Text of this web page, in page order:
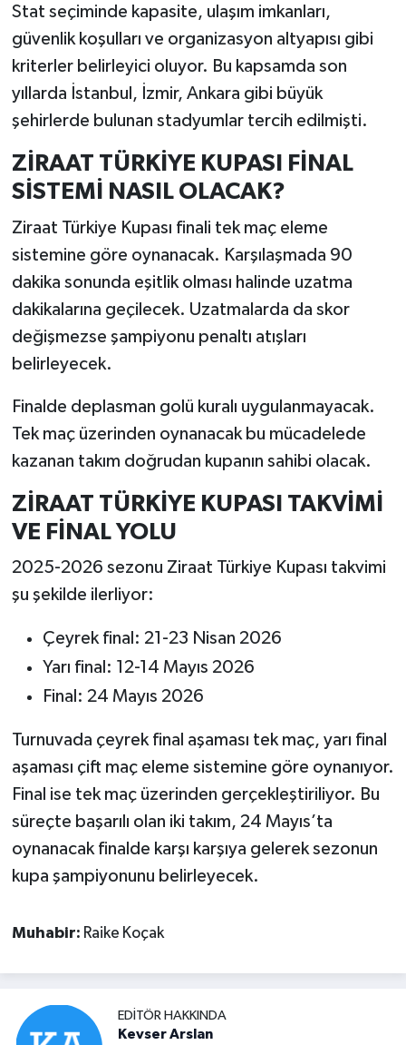
Stat seçiminde kapasite, ulaşım imkanları,
güvenlik koşulları ve organizasyon altyapısı gibi
kriterler belirleyici oluyor. Bu kapsamda son
yıllarda İstanbul, İzmir, Ankara gibi büyük
şehirlerde bulunan stadyumlar tercih edilmişti.
ZİRAAT TÜRKİYE KUPASI FİNAL
SİSTEMİ NASIL OLACAK?
Ziraat Türkiye Kupası finali tek maç eleme
sistemine göre oynanacak. Karşılaşmada 90
dakika sonunda eşitlik olması halinde uzatma
dakikalarına geçilecek. Uzatmalarda da skor
değişmezse şampiyonu penaltı atışları
belirleyecek.
Finalde deplasman golü kuralı uygulanmayacak.
Tek maç üzerinden oynanacak bu mücadelede
kazanan takım doğrudan kupanın sahibi olacak.
ZİRAAT TÜRKİYE KUPASI TAKVİMİ
VE FİNAL YOLU
2025-2026 sezonu Ziraat Türkiye Kupası takvimi
şu şekilde ilerliyor:
Çeyrek final: 21-23 Nisan 2026
Yarı final: 12-14 Mayıs 2026
Final: 24 Mayıs 2026
Turnuvada çeyrek final aşaması tek maç, yarı final
aşaması çift maç eleme sistemine göre oynanıyor.
Final ise tek maç üzerinden gerçekleştiriliyor. Bu
süreçte başarılı olan iki takım, 24 Mayıs’ta
oynanacak finalde karşı karşıya gelerek sezonun
kupa şampiyonunu belirleyecek.
Muhabir: Raike Koçak
EDITÖR HAKKINDA
Kevser Arslan